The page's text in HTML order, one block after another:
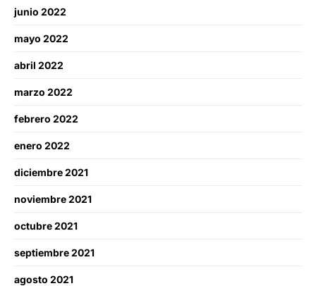
junio 2022
mayo 2022
abril 2022
marzo 2022
febrero 2022
enero 2022
diciembre 2021
noviembre 2021
octubre 2021
septiembre 2021
agosto 2021